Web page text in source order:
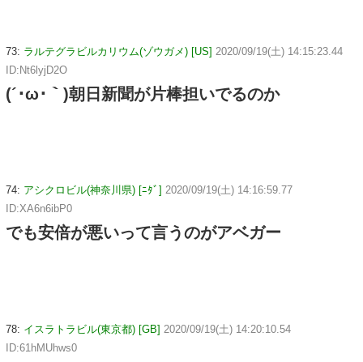
73: ラルテグラビルカリウム(ゾウガメ) [US] 2020/09/19(土) 14:15:23.44
ID:Nt6lyjD2O
(´･ω･｀)朝日新聞が片棒担いでるのか
74: アシクロビル(神奈川県) [ﾆﾀﾞ] 2020/09/19(土) 14:16:59.77
ID:XA6n6ibP0
でも安倍が悪いって言うのがアベガー
78: イスラトラビル(東京都) [GB] 2020/09/19(土) 14:20:10.54
ID:61hMUhws0